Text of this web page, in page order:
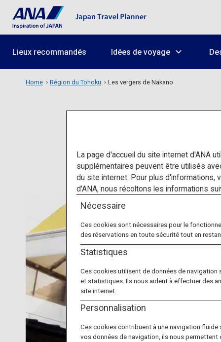
Lieux recommandés Idées de voyage
Home Région du Tohoku Les vergers de Nakano
La page d'accueil du site internet d'ANA
supplémentaires peuvent être utilisés
du site internet. Pour plus d'informations,
d'ANA, nous récoltons les informations
Nécessaire
Ces cookies sont nécessaires pour le
des réservations en toute sécurité tout en
Statistiques
Ces cookies utilisent de données de navigation
et statistiques. Ils nous aident à effectuer des
site internet.
Personnalisation
Ces cookies contribuent à une navigation
vos données de navigation, ils nous